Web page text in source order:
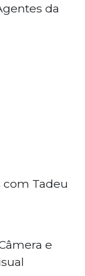
da
com Tadeu
e